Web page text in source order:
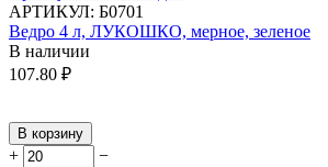
АРТИКУЛ: Б0701
Ведро 4 л, ЛУКОШКО, мерное, зеленое
В наличии
107.80 ₽
В корзину
+ −